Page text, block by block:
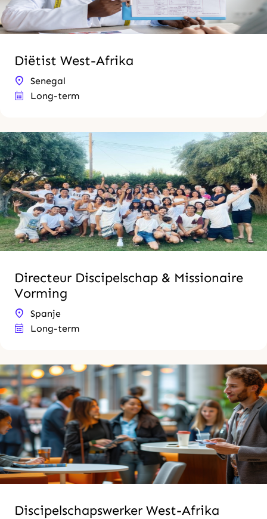
Diëtist West-Afrika
Senegal
Long-term
Directeur Discipelschap & Missionaire
Vorming
Spanje
Long-term
Discipelschapswerker West-Afrika